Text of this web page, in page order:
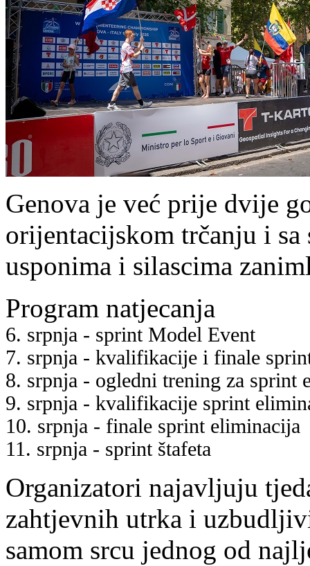
Genova je već prije dvije
orijentacijskom trčanju i
usponima i silascima
Program natjecanja
6. srpnja - sprint Model Event
7. srpnja - kvalifikacije i finale
8. srpnja - ogledni trening za sprint
9. srpnja - kvalifikacije sprint
10. srpnja - finale sprint eliminacija
11. srpnja - sprint štafeta
Organizatori najavljuju
zahtjevnih utrka i
samom srcu jednog od